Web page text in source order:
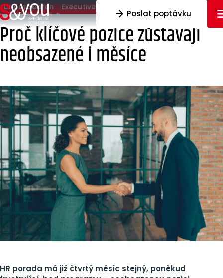
Přeskočit na obsah
Poslat poptávku
Direct Search Executive Search
Proč klíčové pozice zůstávají
neobsazené i měsíce
HR porada má již čtvrtý měsíc stejný, poněkud